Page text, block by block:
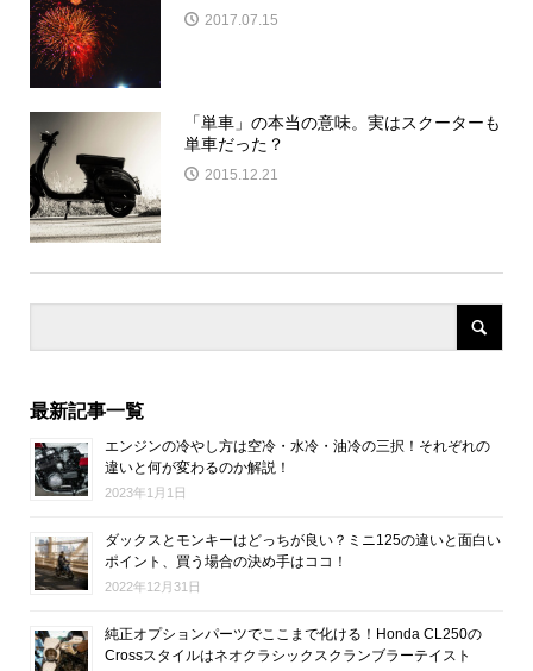
2017.07.15
「単車」の本当の意味。実はスクーターも
単車だった？
2015.12.21
最新記事一覧
エンジンの冷やし方は空冷・水冷・油冷の三択！それぞれの
違いと何が変わるのか解説！
2023年1月1日
ダックスとモンキーはどっちが良い？ミニ125の違いと面白い
ポイント、買う場合の決め手はココ！
2022年12月31日
純正オプションパーツでここまで化ける！Honda CL250の
Crossスタイルはネオクラシックスクランブラーテイスト